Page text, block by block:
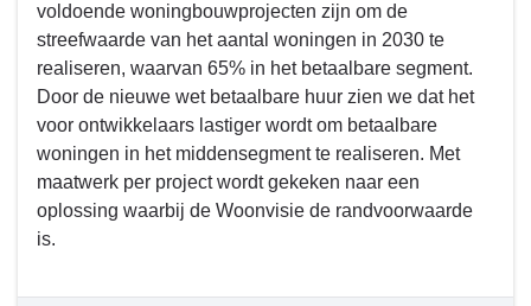
voldoende woningbouwprojecten zijn om de
streefwaarde van het aantal woningen in 2030 te
realiseren, waarvan 65% in het betaalbare segment.
Door de nieuwe wet betaalbare huur zien we dat het
voor ontwikkelaars lastiger wordt om betaalbare
woningen in het middensegment te realiseren. Met
maatwerk per project wordt gekeken naar een
oplossing waarbij de Woonvisie de randvoorwaarde
is.